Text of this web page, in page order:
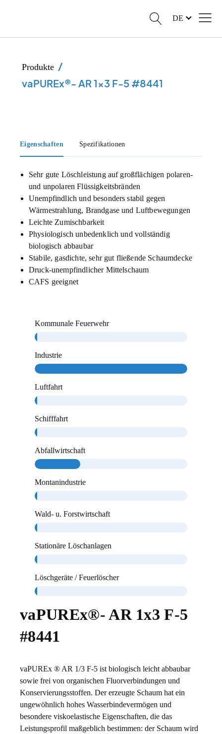
DE
Produkte /
vaPUREx®- AR 1x3 F-5 #8441
Eigenschaften Spezifikationen
Sehr gute Löschleistung auf großflächigen polaren-
und unpolaren Flüssigkeitsbränden
Unempfindlich und besonders stabil gegen
Wärmestrahlung, Brandgase und Luftbewegungen
Leichte Zumischbarkeit
Physiologisch unbedenklich und vollständig
biologisch abbaubar
Stabile, gasdichte, sehr gut fließende Schaumdecke
Druck-unempfindlicher Mittelschaum
CAFS geeignet
Kommunale Feuerwehr
Industrie
Luftfahrt
Schifffahrt
Abfallwirtschaft
Montanindustrie
Wald- u. Forstwirtschaft
Stationäre Löschanlagen
Löschgeräte / Feuerlöscher
vaPUREx®- AR 1x3 F-5
#8441
vaPUREx ® AR 1/3 F-5 ist biologisch leicht abbaubar
sowie frei von organischen Fluorverbindungen und
Konservierungsstoffen. Der erzeugte Schaum hat ein
ungewöhnlich hohes Wasserbindevermögen und
besondere viskoelastische Eigenschaften, die das
Leistungsprofil maßgeblich bestimmen: der Schaum wird